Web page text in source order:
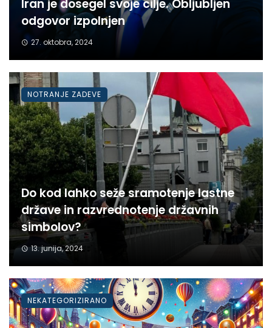
Iran je dosegel svoje cilje. Obljubljen
odgovor izpolnjen
27. oktobra, 2024
Do kod lahko seže sramotenje lastne
države in razvrednotenje državnih
simbolov?
13. junija, 2024
NOTRANJE ZADEVE
NEKATEGORIZIRANO